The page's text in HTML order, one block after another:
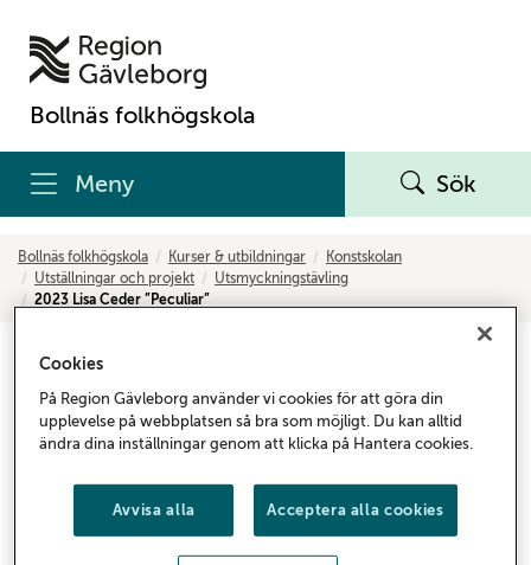
Bollnäs folkhögskola
Meny Sök
Bollnäs folkhögskola Kurser & utbildningar
Konstskolan
Utställningar och projekt
Utsmyckningstävling
2023 Lisa Ceder ”Peculiar”
2023 Lisa Ceder ”Peculiar”
”Alla har ett behov av att bli hörda. De som brinner för
att skapa musik, gripande texter, konst eller vackra
trädgårdar har en stark längtan efter att på sitt eget sätt
formulera sin berättelse. Likt skulpturen på podiet som
vrider på sig för att till slut få iväg det den vill säga.
Cookies
På Region Gävleborg använder vi cookies för att göra din
upplevelse på webbplatsen så bra som möjligt. Du kan alltid
ändra dina inställningar genom att klicka på Hantera cookies.
Avvisa alla Acceptera alla cookies